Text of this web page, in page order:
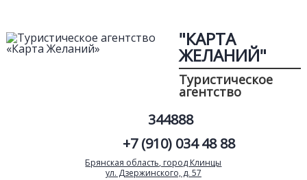
"КАРТА
ЖЕЛАНИЙ"
Туристическое
агентство
344888
+7 (910) 034 48 88
Брянская область, город Клинцы
ул. Дзержинского, д. 57